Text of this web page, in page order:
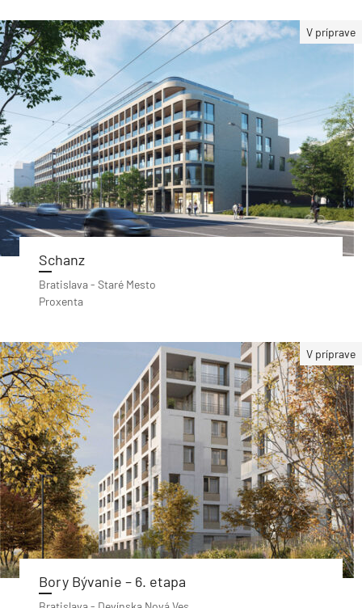
V príprave
Schanz
Bratislava - Staré Mesto
Proxenta
V príprave
Bory Bývanie – 6. etapa